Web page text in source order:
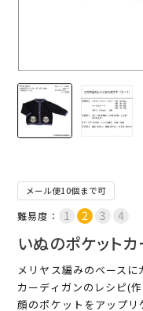
メール便10個まで可
難易度：
いぬのポケットカ
メリヤス編みのベース
カーディガンのレシピ(
顔のポケットをアップ